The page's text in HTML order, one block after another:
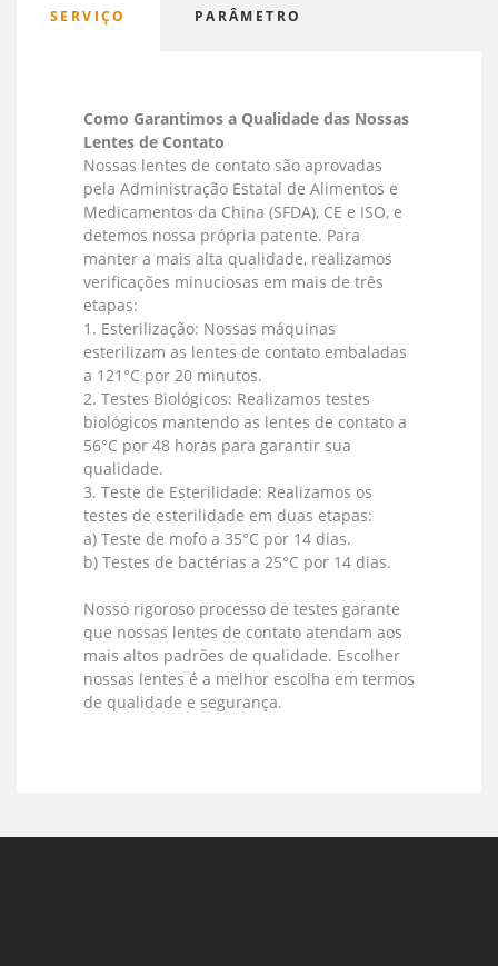
SERVIÇO PARÂMETRO
Como Garantimos a Qualidade das Nossas
Lentes de Contato
Nossas lentes de contato são aprovadas
pela Administração Estatal de Alimentos e
Medicamentos da China (SFDA), CE e ISO, e
detemos nossa própria patente. Para
manter a mais alta qualidade, realizamos
verificações minuciosas em mais de três
etapas:
1. Esterilização: Nossas máquinas
esterilizam as lentes de contato embaladas
a 121°C por 20 minutos.
2. Testes Biológicos: Realizamos testes
biológicos mantendo as lentes de contato a
56°C por 48 horas para garantir sua
qualidade.
3. Teste de Esterilidade: Realizamos os
testes de esterilidade em duas etapas:
a) Teste de mofo a 35°C por 14 dias.
b) Testes de bactérias a 25°C por 14 dias.
Nosso rigoroso processo de testes garante
que nossas lentes de contato atendam aos
mais altos padrões de qualidade. Escolher
nossas lentes é a melhor escolha em termos
de qualidade e segurança.